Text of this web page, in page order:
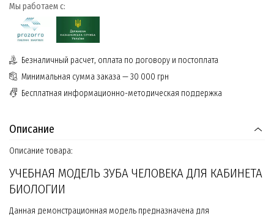
Мы работаем с:
Безналичный расчет, оплата по договору и постоплата
Минимальная сумма заказа — 30 000 грн
Бесплатная информационно-методическая поддержка
Описание
Описание товара:
УЧЕБНАЯ МОДЕЛЬ ЗУБА ЧЕЛОВЕКА ДЛЯ КАБИНЕТА
БИОЛОГИИ
Данная демонстрационная модель предназначена для